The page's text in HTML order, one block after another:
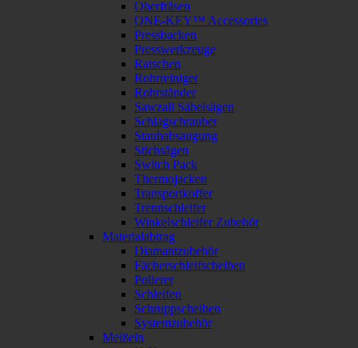
Oberfräsen
ONE-KEY™ Accessories
Pressbacken
Presswerkzeuge
Ratschen
Rohrreiniger
Rohrständer
Sawzall Säbelsägen
Schlagschrauber
Staubabsaugung
Stichsägen
Switch Pack
Thermojacken
Transportkoffer
Trennschleifer
Winkelschleifer Zubehör
Materialabtrag
Diamantzubehör
Fächerschleifscheiben
Polierer
Schleifen
Schruppscheiben
Systemzubehör
Meißeln